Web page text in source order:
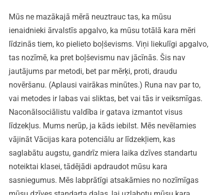
Mūs ne mazākajā mērā neuztrauc tas, ka mūsu
ienaidnieki ārvalstīs apgalvo, ka mūsu totālā kara mēri
līdzinās tiem, ko pielieto boļševisms. Viņi liekulīgi apgalvo,
tas nozīmē, ka pret boļševismu nav jācīnās. Šis nav
jautājums par metodi, bet par mērķi, proti, draudu
novēršanu. (Aplausi vairākas minūtes.) Runa nav par to,
vai metodes ir labas vai sliktas, bet vai tās ir veiksmīgas.
Naconālsociālistu valdība ir gatava izmantot visus
līdzekļus. Mums nerūp, ja kāds iebilst. Mēs nevēlamies
vājināt Vācijas kara potenciālu ar līdzekļiem, kas
saglabātu augstu, gandrīz miera laika dzīves standartu
noteiktai klasei, tādējādi apdraudot mūsu kara
sasniegumus. Mēs labprātīgi atsakāmies no nozīmīgas